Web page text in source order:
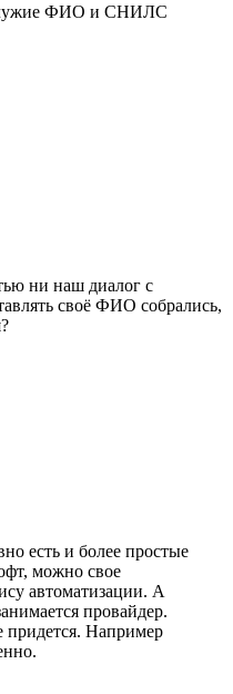
чужие ФИО и СНИЛС
ни наш диалог с
своё ФИО собрались,
есть и более простые
можно свое
автоматизации. А
провайдер.
придется. Например